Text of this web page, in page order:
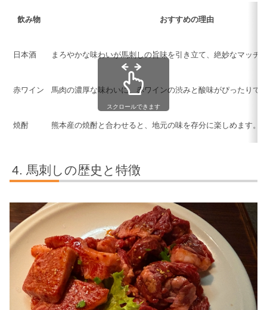
飲み物 おすすめの理由
日本酒 まろやかな味わいが馬刺しの旨味を引き立て、絶妙なマッチ
赤ワイン 馬肉の濃厚な味わいに、赤ワインの渋みと酸味がぴったりで
焼酎 熊本産の焼酎と合わせると、地元の味を存分に楽しめます。
スクロールできます
馬刺しの歴史と特徴